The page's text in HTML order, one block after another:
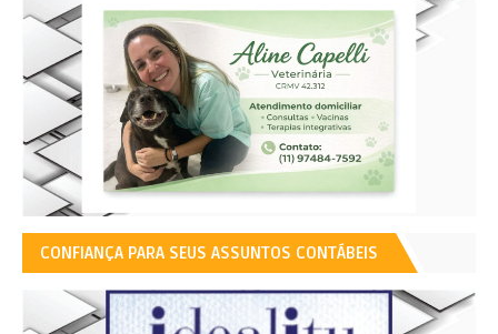
CONFIANÇA PARA SEUS ASSUNTOS CONTÁBEIS